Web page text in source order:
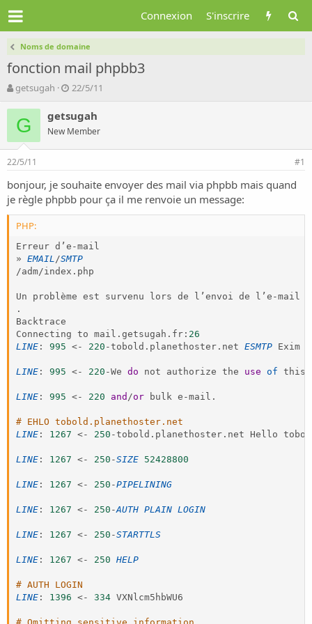
Connexion S'inscrire
Noms de domaine
fonction mail phpbb3
A
t
e
r
d
l
a
d
i
c
u
s
i
o
n
getsugah
D
t
d
e
b
u
t
22/5/11
G getsugah
New Member
22/5/11 #1
bonjour, je souhaite envoyer des mail via phpbb mais quand
je règle phpbb pour ça il me renvoie un message:
PHP:
Erreur d’e -mail
» EMAIL/SMTP
/adm/index . php
Un problème est survenu lors de l’envoi de l’e -mail
.
Backtrace
Connecting to mail . getsugah . fr : 26
LINE : 995 <- 220 -tobold . planethoster . net ESMTP Exim
LINE : 995 <- 220 -We do not authorize the use of this
LINE : 995 <- 220 and /or bulk e -mail .
# EHLO tobold.planethoster.net
LINE : 1267 <- 250 -tobold . planethoster . net Hello
LINE : 1267 <- 250 -SIZE 52428800
LINE : 1267 <- 250 -PIPELINING
LINE : 1267 <- 250 -AUTH PLAIN LOGIN
LINE : 1267 <- 250 -STARTTLS
LINE : 1267 <- 250 HELP
# AUTH LOGIN
LINE : 1396 <- 334 VXNlcm5hbWU6